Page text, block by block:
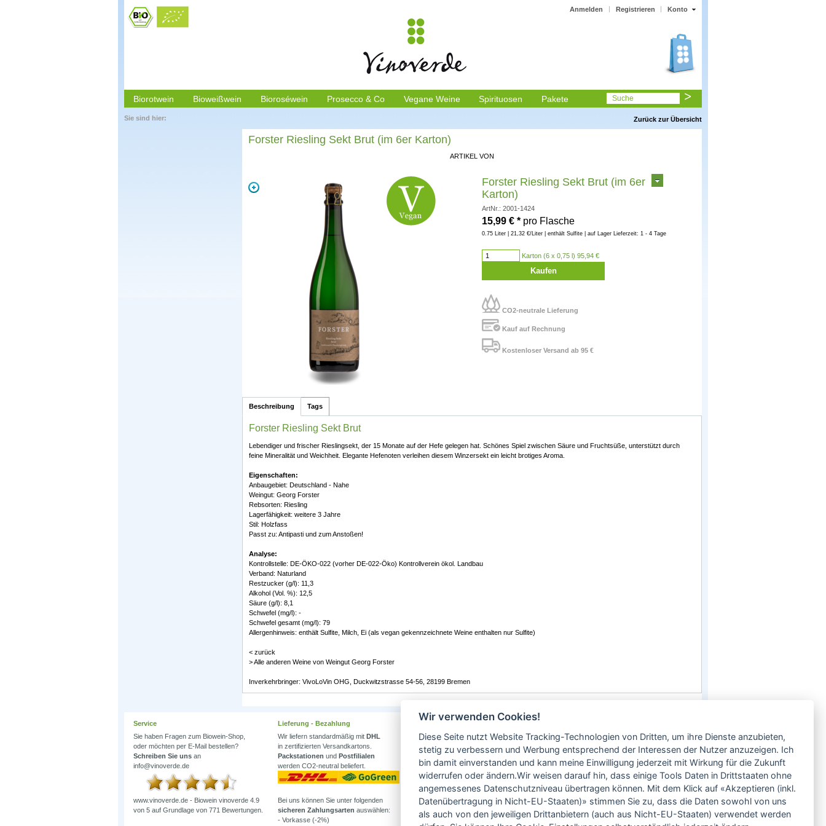
Konto
Anmelden Registrieren
Biorotwein Bioweißwein Bioroséwein Prosecco & Co Vegane Weine Spirituosen Pakete Suche
Sie sind hier: Zurück zur Übersicht
Forster Riesling Sekt Brut (im 6er Karton)
ARTIKEL VON
Forster Riesling Sekt Brut (im 6er
Karton)
ArtNr.: 2001-1424
15,99 € * pro Flasche
0.75 Liter | 21,32 €/Liter | enthält Sulfite | auf Lager Lieferzeit: 1 - 4 Tage
Karton (6 x 0,75 l) 95,94 €
Kaufen
CO2-neutrale Lieferung
Kauf auf Rechnung
Kostenloser Versand ab 95 €
Beschreibung Tags
Forster Riesling Sekt Brut
Lebendiger und frischer Rieslingsekt, der 15 Monate auf der Hefe gelegen hat. Schönes Spiel zwischen Säure und Fruchtsüße, unterstützt durch
feine Mineralität und Weichheit. Elegante Hefenoten verleihen diesem Winzersekt ein leicht brotiges Aroma.
Eigenschaften:
Anbaugebiet: Deutschland - Nahe
Weingut: Georg Forster
Rebsorten: Riesling
Lagerfähigkeit: weitere 3 Jahre
Stil: Holzfass
Passt zu: Antipasti und zum Anstoßen!
Analyse:
Kontrollstelle: DE-ÖKO-022 (vorher DE-022-Öko) Kontrollverein ökol. Landbau
Verband: Naturland
Restzucker (g/l): 11,3
Alkohol (Vol. %): 12,5
Säure (g/l): 8,1
Schwefel (mg/l): -
Schwefel gesamt (mg/l): 79
Allergenhinweis: enthält Sulfite, Milch, Ei (als vegan gekennzeichnete Weine enthalten nur Sulfite)
< zurück
> Alle anderen Weine von Weingut Georg Forster
Inverkehrbringer: VivoLoVin OHG, Duckwitzstrasse 54-56, 28199 Bremen
Service
Sie haben Fragen zum Biowein-Shop,
oder möchten per E-Mail bestellen?
Schreiben Sie uns an
info@vinoverde.de
www.vinoverde.de - Biowein vinoverde 4.9
von 5 auf Grundlage von 771 Bewertungen.
Lieferung - Bezahlung
Wir liefern standardmäßig mit DHL
in zertifizierten Versandkartons.
Packstationen und Postfilialen
werden CO2-neutral beliefert.
Bei uns können Sie unter folgenden
sicheren Zahlungsarten auswählen:
- Vorkasse (-2%)
Wissenswertes
Erfahren Sie mehr über
Biowein in unserem Blog
oder Folgen Sie uns!
Facebook
Instagram
Neben einem ausgesuchten Sortiment an
Biowein, Biospirituosen und Biofeinkost bieten
wir Ihnen u.a. folgende
Vorteile
große Auswahl
nur 5,79 EUR Versand (DE)
ab 95 EUR frei Haus (DE)
14 Tage Rückgaberecht
sichere Zahlung
Wir verwenden Cookies!
Diese Seite nutzt Website Tracking-Technologien von Dritten, um ihre Dienste anzubieten,
stetig zu verbessern und Werbung entsprechend der Interessen der Nutzer anzuzeigen. Ich
bin damit einverstanden und kann meine Einwilligung jederzeit mit Wirkung für die Zukunft
widerrufen oder ändern.Wir weisen darauf hin, dass einige Tools Daten in Drittstaaten ohne
angemessenes Datenschutzniveau übertragen können. Mit dem Klick auf «Akzeptieren (inkl.
Datenübertragung in Nicht-EU-Staaten)» stimmen Sie zu, dass die Daten sowohl von uns
als auch von den jeweiligen Drittanbietern (auch aus Nicht-EU-Staaten) verwendet werden